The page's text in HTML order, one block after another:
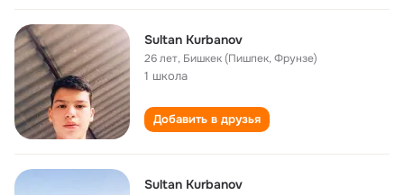
Sultan Kurbanov
26 лет, Бишкек (Пишпек, Фрунзе)
1 школа
Добавить в друзья
Sultan Kurbanov